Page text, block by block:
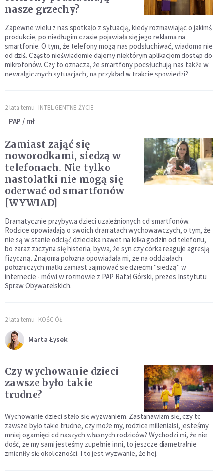
nasze grzechy?
Zapewne wielu z nas spotkało z sytuacją, kiedy rozmawiając o jakimś
produkcie, po niedługim czasie pojawiała się jego reklama na
smartfonie. O tym, że telefony mogą nas podsłuchiwać, wiadomo nie
od dziś. Często nieświadomie dajemy niektórym aplikacjom dostęp do
mikrofonów. Czy to oznacza, że smartfony podsłuchują nas także w
newralgicznych sytuacjach, na przykład w trakcie spowiedzi?
2 lata temu INTELIGENTNE ŻYCIE
PAP / mł
Zamiast zająć się
noworodkami, siedzą w
telefonach. Nie tylko
nastolatki nie mogą się
oderwać od smartfonów
[WYWIAD]
Dramatycznie przybywa dzieci uzależnionych od smartfonów.
Rodzice opowiadają o swoich dramatach wychowawczych, o tym, że
nie są w stanie odciąć dzieciaka nawet na kilka godzin od telefonu,
bo zaraz zaczyna się histeria, bywa, że syn czy córka reaguje agresją
fizyczną. Znajoma położna opowiadała mi, że na oddziałach
położniczych matki zamiast zajmować się dziećmi "siedzą" w
internecie - mówi w rozmowie z PAP Rafał Górski, prezes Instytutu
Spraw Obywatelskich.
2 lata temu KOŚCIÓŁ
Marta Łysek
Czy wychowanie dzieci
zawsze było takie
trudne?
Wychowanie dzieci stało się wyzwaniem. Zastanawiam się, czy to
zawsze było takie trudne, czy może my, rodzice millenialsi, jesteśmy
mniej ogarnięci od naszych własnych rodziców? Wychodzi mi, że nie
dość, że my sami jesteśmy zupełnie inni, to jeszcze diametralnie
zmieniły się okoliczności. I to jest wyzwanie, że hej.